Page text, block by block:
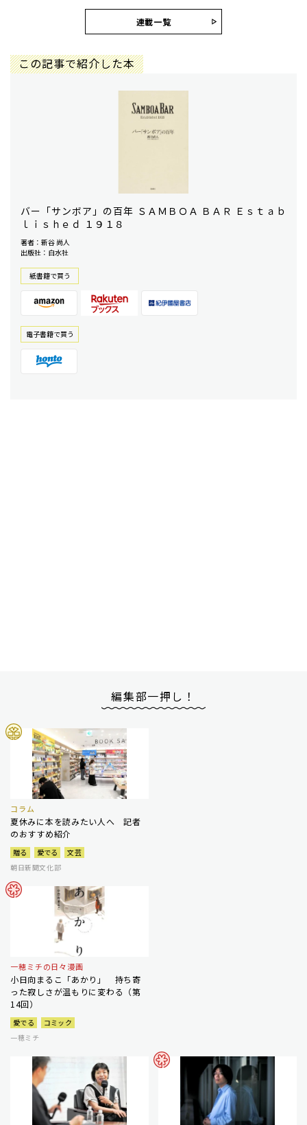
連載一覧
この記事で紹介した本
バー「サンボア」の百年 ＳＡＭＢＯＡ ＢＡＲ Ｅｓｔａｂ
ｌｉｓｈｅｄ １９１８
著者：新谷 尚人
出版社：白水社
紙書籍で買う
電⼦書籍で買う
編集部一押し！
コラム
夏休みに本を読みたい人へ 記者
のおすすめ紹介
贈る 愛でる
文芸
朝日新聞文化部
一穂ミチの日々漫画
小日向まるこ「あかり」 持ち寄
った寂しさが温もりに変わる（第
14回）
愛でる
コミック
一穂ミチ